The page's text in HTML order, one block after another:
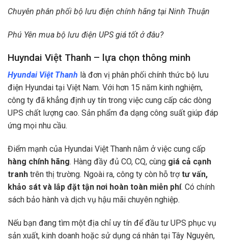
Chuyên phân phối bộ lưu điện chính hãng tại Ninh Thuận
Phú Yên mua bộ lưu điện UPS giá tốt ở đâu?
Huyndai Việt Thanh – lựa chọn thông minh
Hyundai Việt Thanh là đơn vị phân phối chính thức bộ lưu
điện Hyundai tại Việt Nam. Với hơn 15 năm kinh nghiệm,
công ty đã khẳng định uy tín trong việc cung cấp các dòng
UPS chất lượng cao. Sản phẩm đa dạng công suất giúp đáp
ứng mọi nhu cầu.
Điểm mạnh của Hyundai Việt Thanh nằm ở việc cung cấp
hàng chính hãng. Hàng đầy đủ CO, CQ, cùng giá cả cạnh
tranh trên thị trường. Ngoài ra, công ty còn hỗ trợtư vấn,
khảo sát và lắp đặt tận nơi hoàn toàn miễn phí. Có chính
sách bảo hành và dịch vụ hậu mãi chuyên nghiệp.
Nếu bạn đang tìm một địa chỉ uy tín để đầu tư UPS phục vụ
sản xuất, kinh doanh hoặc sử dụng cá nhân tại Tây Nguyên,